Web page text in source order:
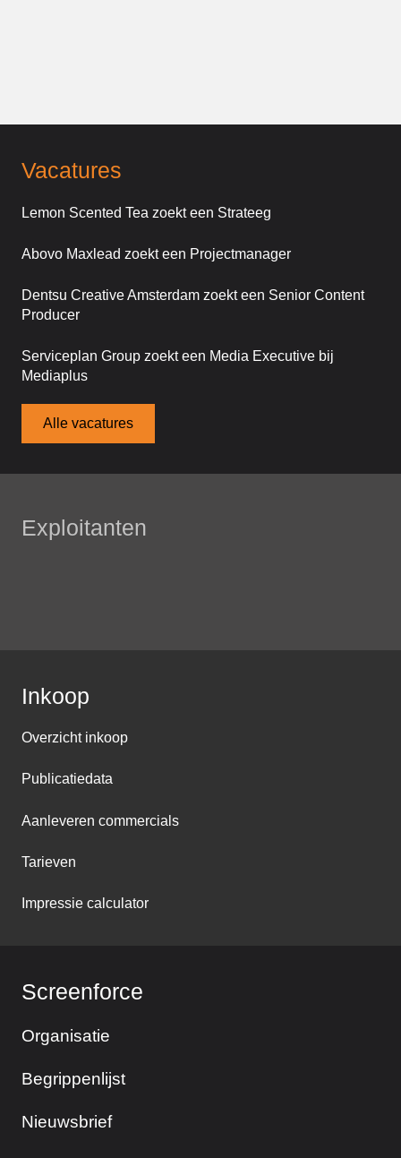
Vacatures
Lemon Scented Tea zoekt een Strateeg
Abovo Maxlead zoekt een Projectmanager
Dentsu Creative Amsterdam zoekt een Senior Content
Producer
Serviceplan Group zoekt een Media Executive bij
Mediaplus
Alle vacatures
Exploitanten
Inkoop
Overzicht inkoop
Publicatiedata
Aanleveren commercials
Tarieven
Impressie calculator
Screenforce
Organisatie
Begrippenlijst
Nieuwsbrief